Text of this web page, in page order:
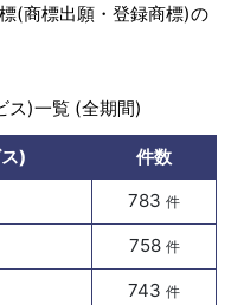
(商標出願・登録商標)の
ス)一覧 (全期間)
)
件数
783 件
758 件
743 件